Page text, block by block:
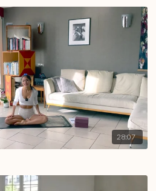
28:07